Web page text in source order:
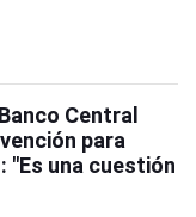
Central
para
"Es una cuestión